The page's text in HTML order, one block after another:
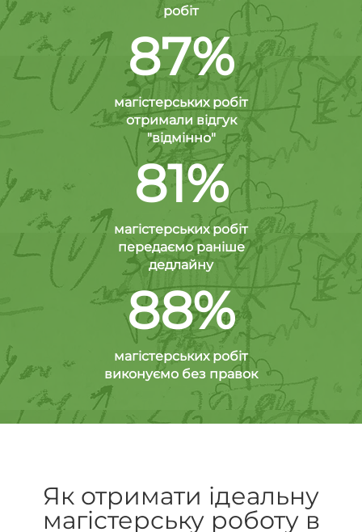
робіт
87%
магістерських робіт
отримали відгук
"відмінно"
81%
магістерських робіт
передаємо раніше
дедлайну
88%
магістерських робіт
виконуємо без правок
Як отримати ідеальну
магістерську роботу в